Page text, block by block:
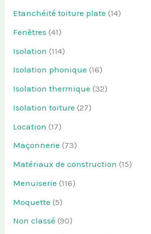
Etanchéité toiture plate (14)
Fenêtres (41)
Isolation (114)
Isolation phonique (16)
Isolation thermique (32)
Isolation toiture (27)
Location (17)
Maçonnerie (73)
Matériaux de construction (15)
Menuiserie (116)
Moquette (5)
Non classé (90)